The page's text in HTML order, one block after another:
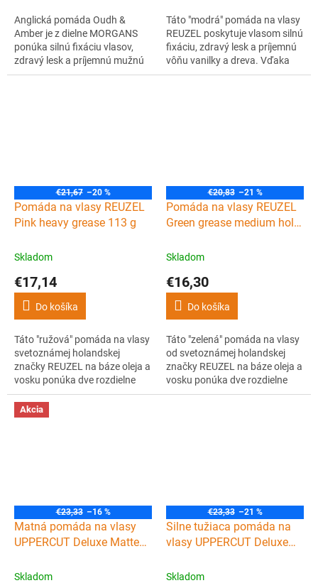
Anglická pomáda Oudh &
Amber je z dielne MORGANS
ponúka silnú fixáciu vlasov,
zdravý lesk a príjemnú mužnú
vôňu agarového dreva. Navyše
Táto "modrá" pomáda na vlasy
REUZEL poskytuje vlasom silnú
fixáciu, zdravý lesk a príjemnú
vôňu vanilky a dreva. Vďaka
svojej vodnej báze sa ľahko
€21,67 –20 %
Pomáda na vlasy REUZEL
Pink heavy grease 113 g
Skladom
€17,14
Do košíka
Táto "ružová" pomáda na vlasy
svetoznámej holandskej
značky REUZEL na báze oleja a
vosku ponúka dve rozdielne
fixácie podľa toho, či pomádu
nanášate na suché alebo
mokré vlasy. Pomáda na
€20,83 –21 %
Pomáda na vlasy REUZEL
Green grease medium hold
Skladom
€16,30
Do košíka
Táto "zelená" pomáda na vlasy
od svetoznámej holandskej
značky REUZEL na báze oleja a
vosku ponúka dve rozdielne
miery fixácie. Pri nanášaní na
Akcia
€23,33 –16 %
Matná pomáda na vlasy
UPPERCUT Deluxe Matte
Skladom
€23,33 –21 %
Silne tužiaca pomáda na
vlasy UPPERCUT Deluxe
Skladom